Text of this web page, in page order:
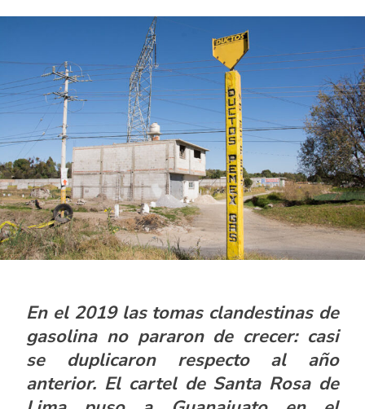
En el 2019 las tomas clandestinas de
gasolina no pararon de crecer: casi
se duplicaron respecto al año
anterior. El cartel de Santa Rosa de